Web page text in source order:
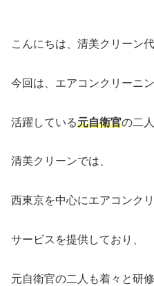
こんにちは、清美クリーン
今回は、エアコンクリーニ
活躍している元自衛官の二
清美クリーンでは、
西東京を中心にエアコンク
サービスを提供しており、
元自衛官の二人も着々と研